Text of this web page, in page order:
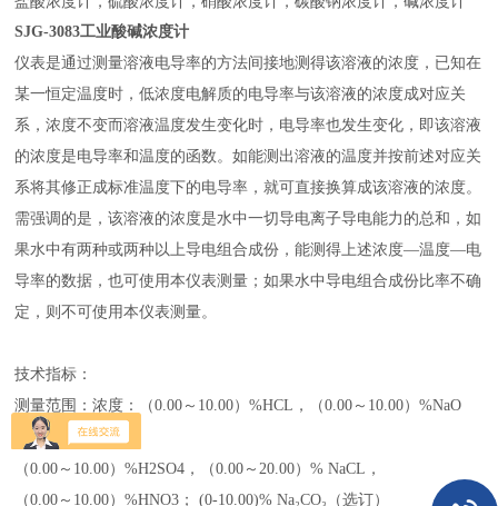
SJG-3083工业酸碱浓度计
仪表是通过测量溶液电导率的方法间接地测得该溶液的浓度，已知在
某一恒定温度时，低浓度电解质的电导率与该溶液的浓度成对应关
系，浓度不变而溶液温度发生变化时，电导率也发生变化，即该溶液
的浓度是电导率和温度的函数。如能测出溶液的温度并按前述对应关
系将其修正成标准温度下的电导率，就可直接换算成该溶液的浓度。
需强调的是，该溶液的浓度是水中一切导电离子导电能力的总和，如
果水中有两种或两种以上导电组合成份，能测得上述浓度—温度—电
导率的数据，也可使用本仪表测量；如果水中导电组合成份比率不确
定，则不可使用本仪表测量。
技术指标：
测量范围：浓度：（0.00～10.00）%HCL，（0.00～10.00）%NaO
，
（0.00～ 10.00）%H2SO4 ， （0.00～20.00）% NaCL，
（0.00～10.00）%HNO3 ； (0-10.00)%Na₂CO₃（选订）